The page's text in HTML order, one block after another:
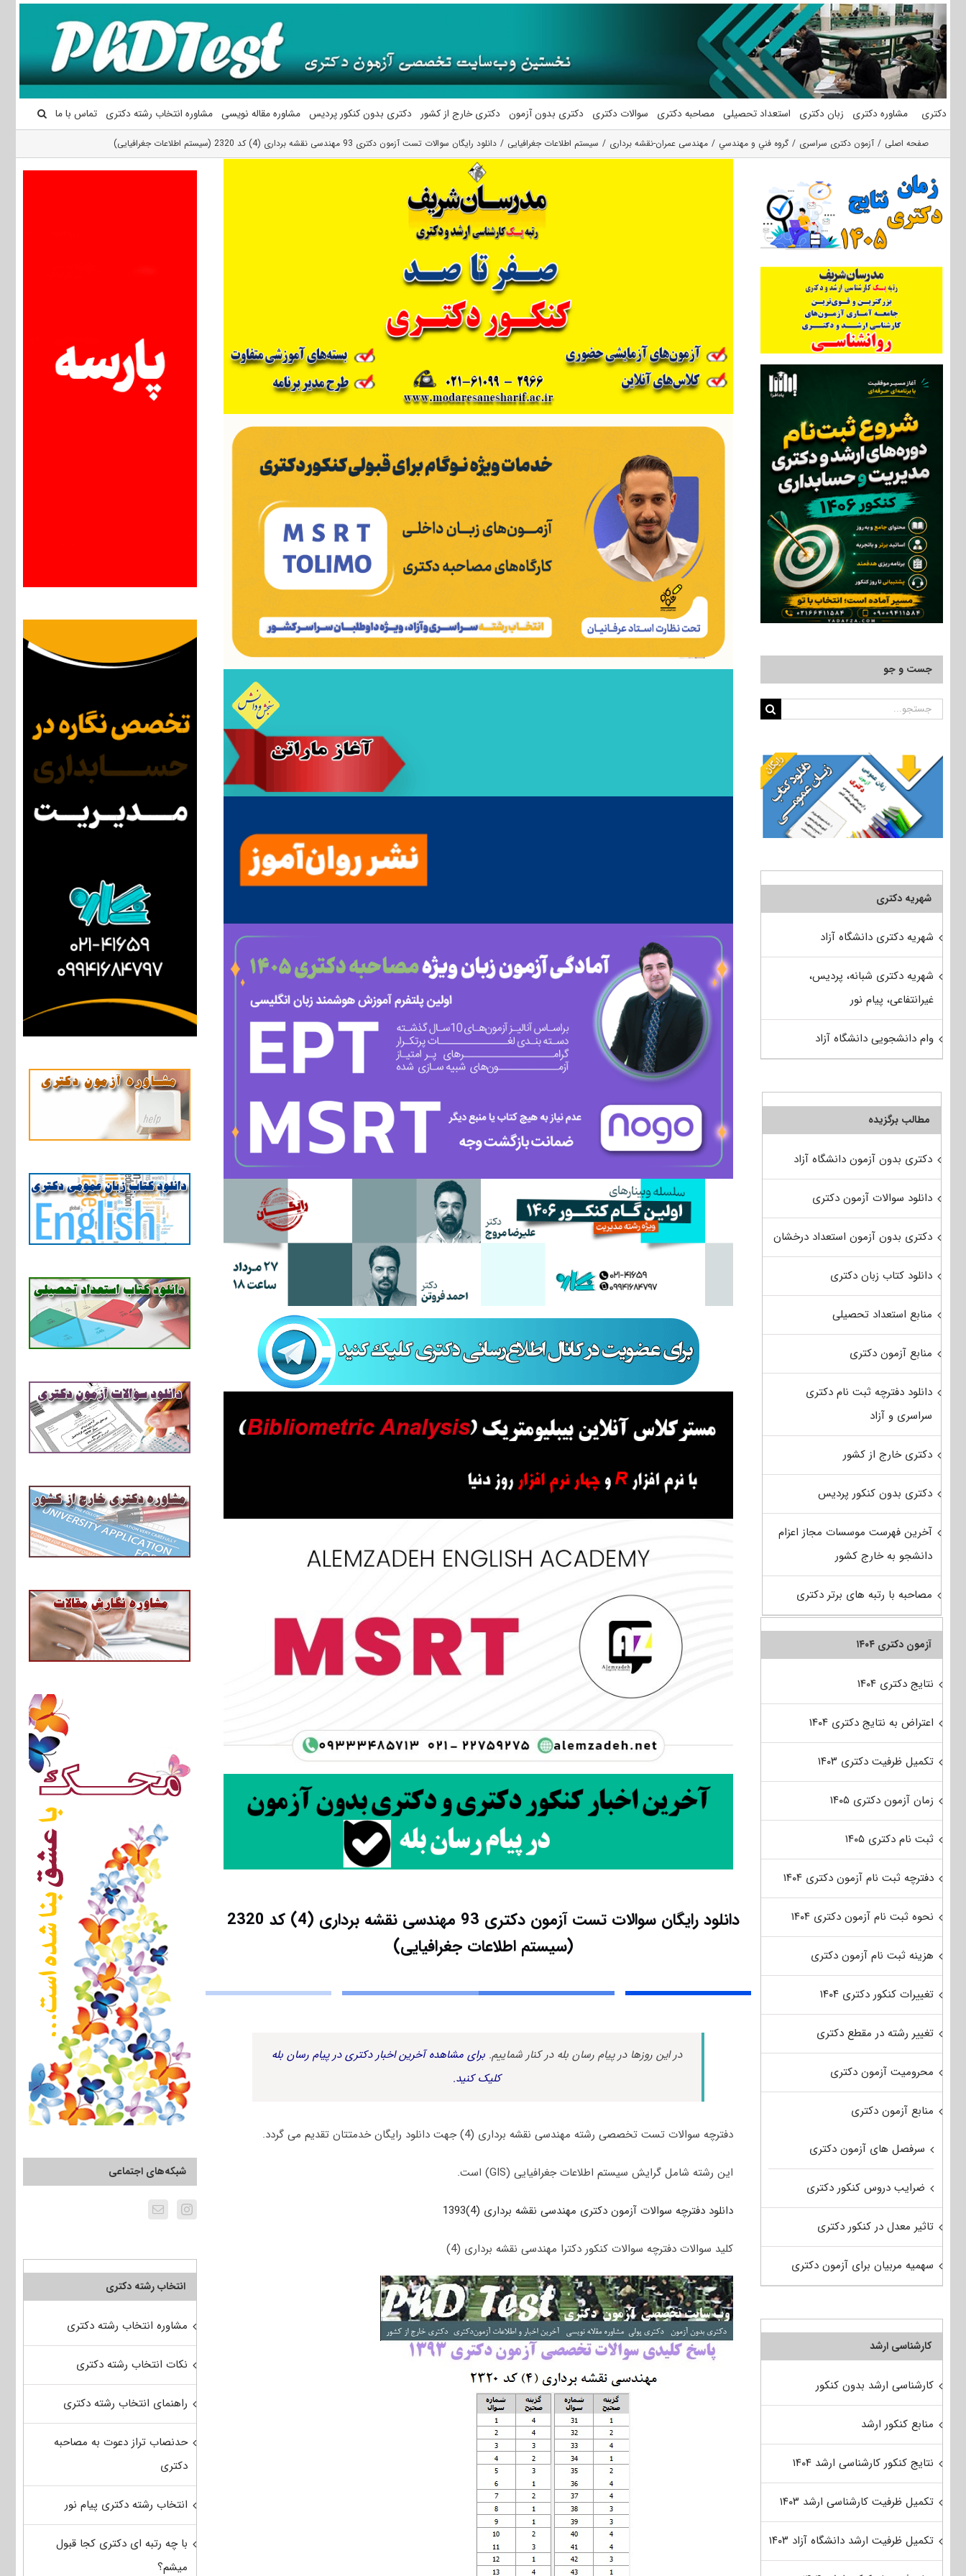
محتوا
دکتری مشاوره دکتری زبان دکتری استعداد تحصیلی مصاحبه دکتری سوالات دکتری دکتری بدون آزمون دکتری خارج از کشور دکتری بدون کنکور پردیس مشاوره مقاله نویسی مشاوره انتخاب رشته دکتری تماس با ما
صفحه اصلی آزمون دکتری سراسری گروه فني و مهندسي مهندسی عمران-نقشه برداری سیستم اطلاعات جغرافیایی دانلود رایگان سوالات تست آزمون دکتری 93 مهندسی نقشه برداری (4) کد 2320 (سیستم اطلاعات جغرافیایی)
دانلود رایگان سوالات تست آزمون دکتری 93 مهندسی نقشه برداری (4) کد 2320
(سیستم اطلاعات جغرافیایی)
در این روزها در پیام رسان بله در کنار شماییم. برای مشاهده آخرین اخبار دکتری در پیام رسان بله
کلیک کنید.
دفترچه سوالات تست تخصصی رشته مهندسی نقشه برداری (4) جهت دانلود رایگان خدمتتان تقدیم می گردد.
این رشته شامل گرایش سیستم اطلاعات جغرافیایی (GIS) است.
دانلود دفترچه سوالات آزمون دکتری مهندسی نقشه برداری (4)1393
کلید سوالات دفترچه سوالات کنکور دکترا مهندسی نقشه برداری (4)
شبکه‌های اجتماعی
انتخاب رشته دکتری
مشاوره انتخاب رشته دکتری
نکات انتخاب رشته دکتری
راهنمای انتخاب رشته دکتری
حدنصاب تراز دعوت به مصاحبه
دکتری
انتخاب رشته دکتری پیام نور
با چه رتبه ای دکتری کجا قبول
میشم؟
جست و جو
جستجو
شهریه دکتری
شهریه دکتری دانشگاه آزاد
شهریه دکتری شبانه، پردیس،
غیرانتفاعی، پیام نور
وام دانشجویی دانشگاه آزاد
مطالب برگزیده
دکتری بدون آزمون دانشگاه آزاد
دانلود سوالات آزمون دکتری
دکتری بدون آزمون استعداد درخشان
دانلود کتاب زبان دکتری
منابع استعداد تحصیلی
منابع آزمون دکتری
دانلود دفترچه ثبت نام دکتری
سراسری و آزاد
دکتری خارج از کشور
دکتری بدون کنکور پردیس
آخرین فهرست موسسات مجاز اعزام
دانشجو به خارج کشور
مصاحبه با رتبه های برتر دکتری
آزمون دکتری ۱۴۰۴
نتایج دکتری ۱۴۰۴
اعتراض به نتایج دکتری ۱۴۰۴
تکمیل ظرفیت دکتری ۱۴۰۳
زمان آزمون دکتری ۱۴۰۵
ثبت نام دکتری ۱۴۰۵
دفترچه ثبت نام آزمون دکتری ۱۴۰۴
نحوه ثبت نام آزمون دکتری ۱۴۰۴
هزینه ثبت نام آزمون دکتری
تغییرات کنکور دکتری ۱۴۰۴
تغییر رشته در مقطع دکتری
محرومیت آزمون دکتری
منابع آزمون دکتری
سرفصل های آزمون دکتری
ضرایب دروس کنکور دکتری
تاثیر معدل در کنکور دکتری
سهمیه مربیان برای آزمون دکتری
کارشناسی ارشد
کارشناسی ارشد بدون کنکور
منابع کنکور ارشد
نتایج کنکور کارشناسی ارشد ۱۴۰۴
تکمیل ظرفیت کارشناسی ارشد ۱۴۰۳
تکمیل ظرفیت ارشد دانشگاه آزاد ۱۴۰۳